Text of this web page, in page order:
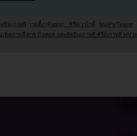
ปินเกาหลี เรตติ้ง (Rating) : ซีรี่ย์/วาไรตี้
MV/PV/Teaser
เทิงเกาหลี ดาราไอดอล และศิลปินเกาหลี ซีรี่ย์เกาหลี MV